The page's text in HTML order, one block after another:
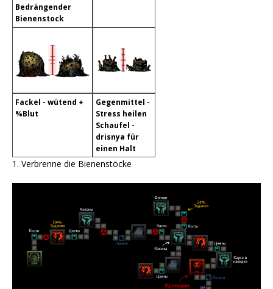
Bedrängender
Bienenstock
Fackel - wütend +
%Blut
Gegenmittel -
Stress heilen
Schaufel -
drisnya für
einen Halt
1. Verbrenne die Bienenstöcke